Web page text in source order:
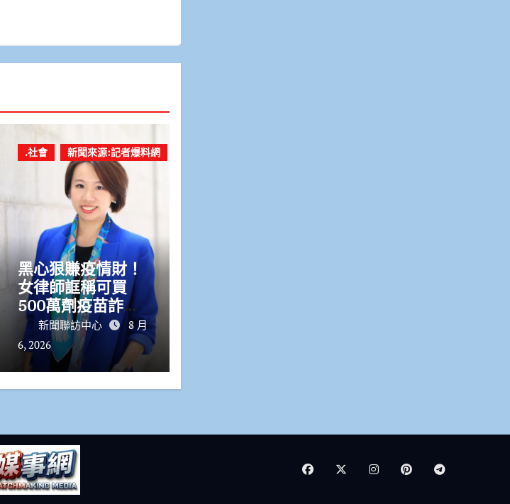
.社會 新聞來源:記者爆料網
黑心狠賺疫情財！
女律師誆稱可買
500萬劑疫苗詐慈
濟10.6億 狂買豪
宅名車黃金
新聞聯訪中心
8 月
6, 2026